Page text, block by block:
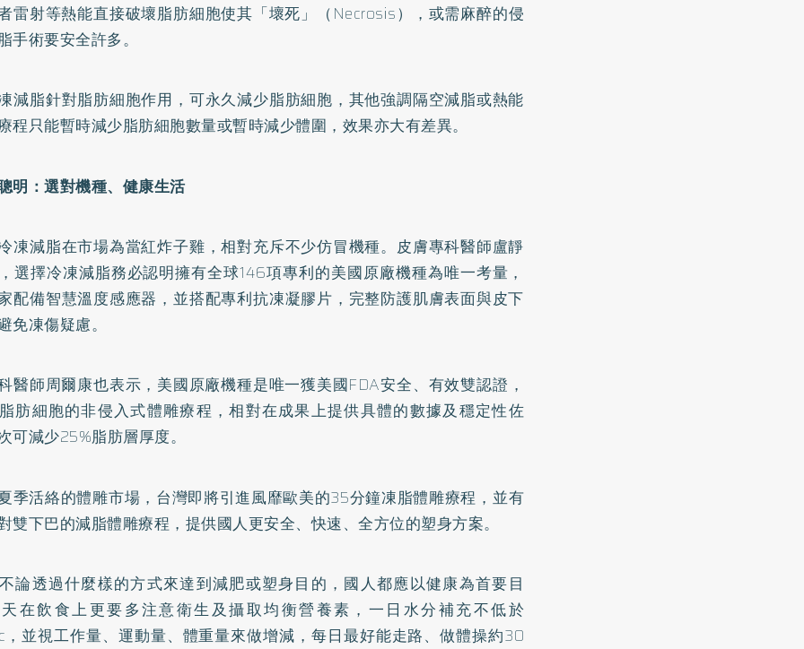
雷射等熱能直接破壞脂肪細胞使其「壞死」（Necrosis），或需麻醉的侵
手術要安全許多。
減脂針對脂肪細胞作用，可永久減少脂肪細胞，其他強調隔空減脂或熱能
程只能暫時減少脂肪細胞數量或暫時減少體圍，效果亦大有差異。
明：選對機種、健康生活
凍減脂在市場為當紅炸子雞，相對充斥不少仿冒機種。皮膚專科醫師盧靜
選擇冷凍減脂務必認明擁有全球146項專利的美國原廠機種為唯一考量，
配備智慧溫度感應器，並搭配專利抗凍凝膠片，完整防護肌膚表面與皮下
免凍傷疑慮。
醫師周爾康也表示，美國原廠機種是唯一獲美國FDA安全、有效雙認證，
肪細胞的非侵入式體雕療程，相對在成果上提供具體的數據及穩定性佐
可減少25%脂肪層厚度。
季活絡的體雕市場，台灣即將引進風靡歐美的35分鐘凍脂體雕療程，並有
雙下巴的減脂體雕療程，提供國人更安全、快速、全方位的塑身方案。
論透過什麼樣的方式來達到減肥或塑身目的，國人都應以健康為首要目
在飲食上更要多注意衛生及攝取均衡營養素，一日水分補充不低於
並視工作量、運動量、體重量來做增減，每日最好能走路、做體操約30